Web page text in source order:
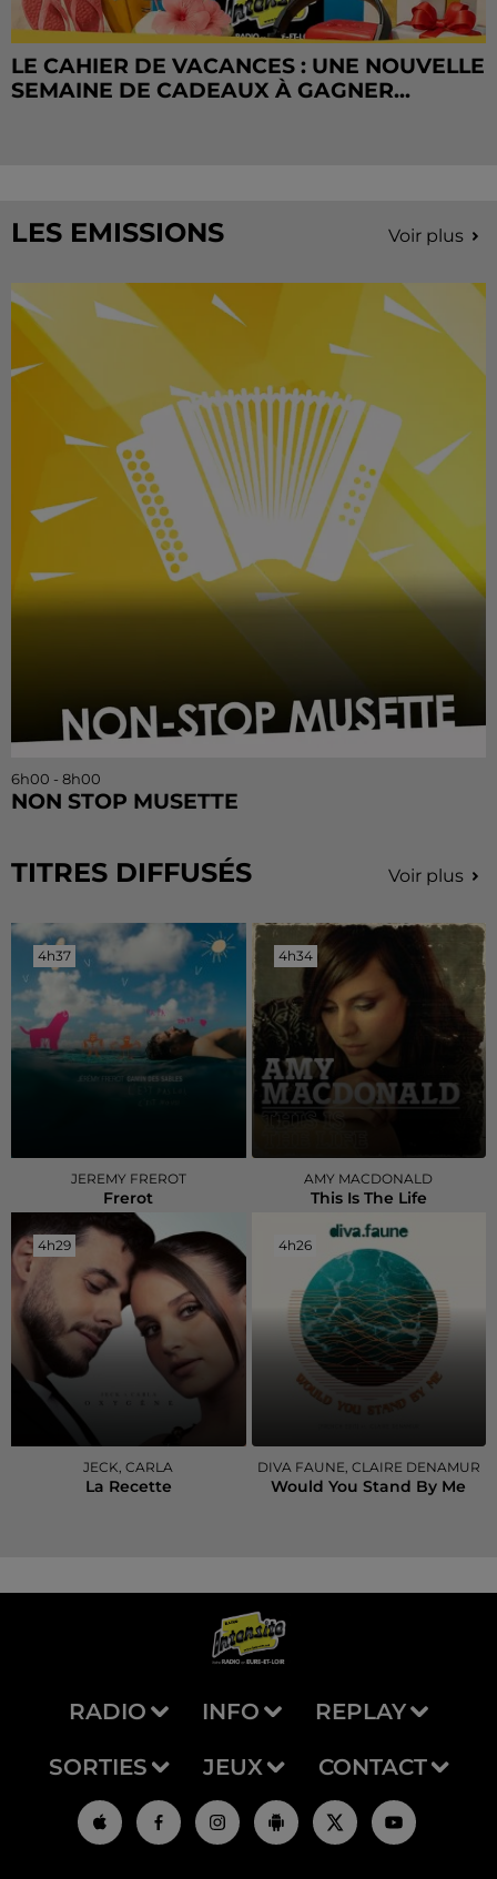
LE CAHIER DE VACANCES : UNE NOUVELLE
SEMAINE DE CADEAUX À GAGNER...
LES EMISSIONS Voir plus
6h00 - 8h00
NON STOP MUSETTE
TITRES DIFFUSÉS Voir plus
4h37
4h37
JEREMY FREROT
Frerot
4h34
4h34
AMY MACDONALD
This Is The Life
4h29
4h29
JECK, CARLA
La Recette
4h26
4h26
DIVA FAUNE, CLAIRE DENAMUR
Would You Stand By Me
RADIO INFO REPLAY
SORTIES JEUX CONTACT